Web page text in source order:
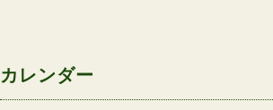
カレンダー